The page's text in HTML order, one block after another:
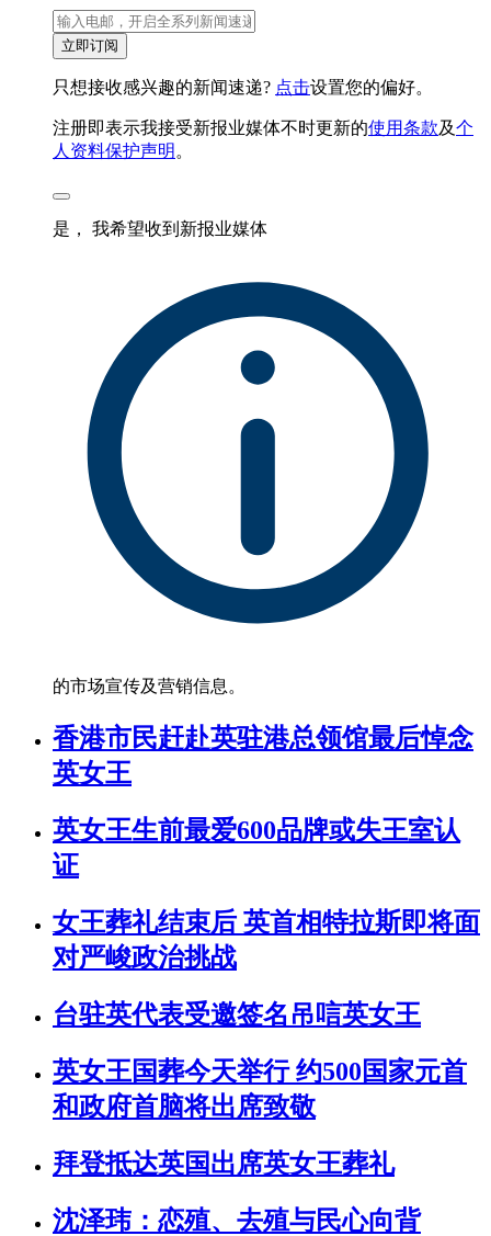
立即订阅
只想接收感兴趣的新闻速递? 点击设置您的偏好。
注册即表示我接受新报业媒体不时更新的使用条款及个
人资料保护声明 。
是， 我希望收到新报业媒体
的市场宣传及营销信息。
香港市民赶赴英驻港总领馆最后悼念
英女王
英女王生前最爱600品牌或失王室认
证
女王葬礼结束后 英首相特拉斯即将面
对严峻政治挑战
台驻英代表受邀签名吊唁英女王
英女王国葬今天举行 约500国家元首
和政府首脑将出席致敬
拜登抵达英国出席英女王葬礼
沈泽玮：恋殖、去殖与民心向背